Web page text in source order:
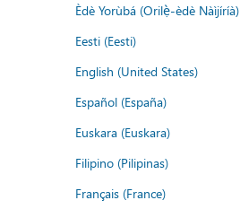
Èdè Yorùbá (Orilẹ̀-èdè Nàìjíríà)
Eesti (Eesti)
English (United States)
Español (España)
Euskara (Euskara)
Filipino (Pilipinas)
Français (France)